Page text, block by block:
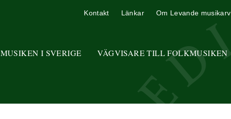
MUSIKEN I SVERIGE VÄGVISARE TILL FOLKMUSIKEN
Kontakt Länkar Om Levande musikarv